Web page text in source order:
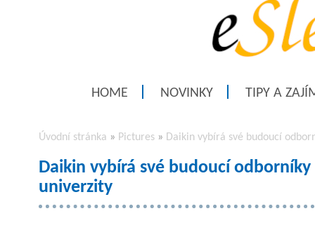
HOME NOVINKY TIPY A
Úvodní stránka » Pictures » Daikin vybírá své budoucí
Daikin vybírá své budoucí
univerzity